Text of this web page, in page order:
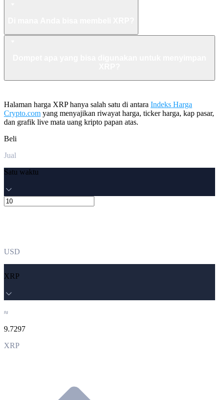
Halaman harga XRP hanya salah satu di antara Indeks Harga
Crypto.com yang menyajikan riwayat harga, ticker harga, kap pasar,
dan grafik live mata uang kripto papan atas.
Beli
Jual
Satu waktu
USD
XRP
≈
9.7297
XRP